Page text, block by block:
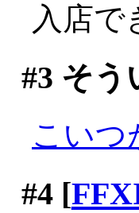
入店で
#3 そう
こいつ
#4[